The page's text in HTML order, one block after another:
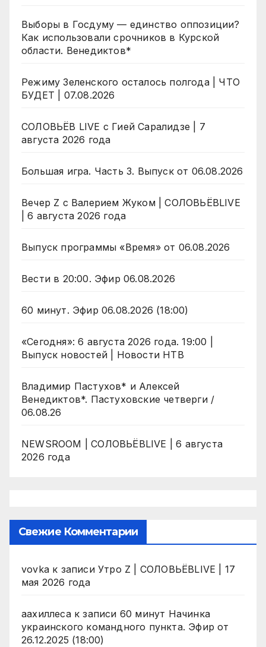
Выборы в Госдуму — единство оппозиции?
Как использовали срочников в Курской
области. Венедиктов*
Режиму Зеленского осталось полгода | ЧТО
БУДЕТ | 07.08.2026
СОЛОВЬЁВ LIVE с Гией Саралидзе | 7
августа 2026 года
Большая игра. Часть 3. Выпуск от 06.08.2026
Вечер Z с Валерием Жуком | СОЛОВЬЁВLIVE
| 6 августа 2026 года
Выпуск программы «Время» от 06.08.2026
Вести в 20:00. Эфир 06.08.2026
60 минут. Эфир 06.08.2026 (18:00)
«Сегодня»: 6 августа 2026 года. 19:00 |
Выпуск новостей | Новости НТВ
Владимир Пастухов* и Алексей
Венедиктов*. Пастуховские четверги /
06.08.26
NEWSROOM | СОЛОВЬЁВLIVE | 6 августа
2026 года
Свежие Комментарии
vovka к записи Утро Z | СОЛОВЬЁВLIVE | 17
мая 2026 года
аахиллесак записи 60 минут Начинка
украинского командного пункта. Эфир от
26.12.2025 (18:00)